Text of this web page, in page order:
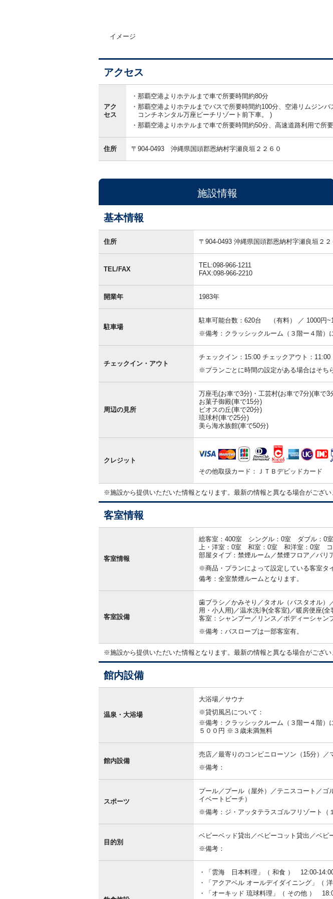
イメージ
アクセス
セアク
セス
那覇空港よりホテルまで車で所要時間約80分
那覇空港よりホテルまでバスで所要時間約100分、空港リムジン
コンチネンタル万座ビーチリゾート前下車。 )
那覇空港よりホテルまで車で所要時間約50分、高速道路利用で所
住所 〒904-0493 沖縄県国頭郡恩納村字瀬良垣２２６０
施設情報
基本情報
本住所 〒904-0493 沖縄県国頭郡恩納村字瀬良垣２２
TEL/FAX
TEL:098-966-1211
FAX:098-966-2210
開業年 1983年
駐車場
駐車可能台数：620台 （有料） ／ 1000円
※備考：クラッシックルーム（３階ー４階）
チェックイン・アウト
チェックイン：15:00 チェックアウト：11:00
※プランごとに時間の設定がある場合はそち
周辺の見所
万座毛(お車で3分)・工芸村(お車で7分)(車で3
お菓子御殿(車で15分)
ビオスの丘(車で20分)
琉球村(車で25分)
美ら海水族館(車で50分)
クレジット
その他取扱カード：ＪＴＢデビッドカード
※施設から提供いただいた情報となります。最新の情報と異なる場合がござ
客室情報
報
客室情報
総客室：400室 シングル：0室 ダブル：
上・洋室：0室 和室：0室 和洋室：0室
部屋タイプ：禁煙ルーム／禁煙フロア／バリ
※商品・プランによって設定している客室タ
備考：全室禁煙ルームとなります。
客室設備
歯ブラシ／かみそり／タオル（バスタオル）
用・小人用)／温水洗浄(全客室)／暖房便座(
客室：シャンプー／リンス／ボディーシャン
※備考：バスローブは一部客室有。
※施設から提供いただいた情報となります。最新の情報と異なる場合がござ
館内設備
備温泉・大浴場
大浴場／サウナ
※貸切風呂について：
※備考：クラッシックルーム（３階ー４階）
５００円 ※３歳未満無料
館内設備
売店／最寄りのコンビニローソン（15分）／
※備考：
スポーツ
プール／プール（屋外）／テニスコート／
イベートビーチ）
※備考：ジ・アッタテラスゴルフリゾート（
目的別
ベビーベッド貸出／ベビーコット貸出／ベ
※備考：
「雲海 日本料理」（ 和食 ） 12:00-
「アクアベル オールデイダイニング」（
「オーキッド 琉球料理」（ その他 ）